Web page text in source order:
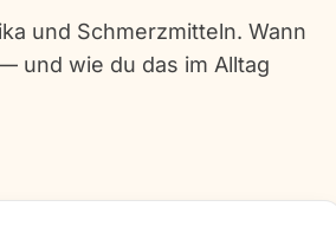
und Schmerzmitteln. Wann
und wie du das im Alltag